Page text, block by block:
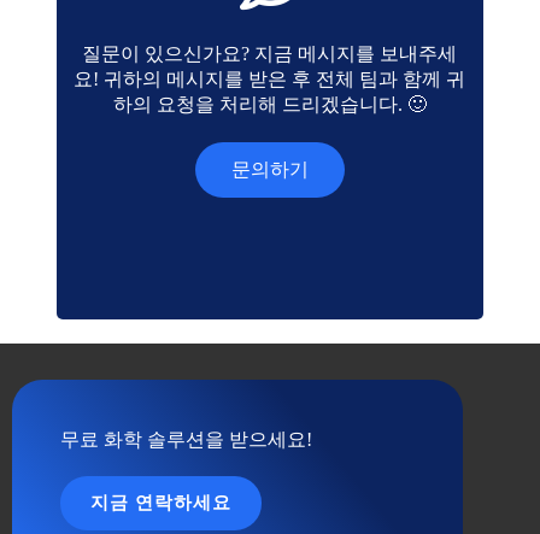
질문이 있으신가요? 지금 메시지를 보내주세
요! 귀하의 메시지를 받은 후 전체 팀과 함께 귀
하의 요청을 처리해 드리겠습니다. 🙂
문의하기
무료 화학 솔루션을 받으세요!
지금 연락하세요